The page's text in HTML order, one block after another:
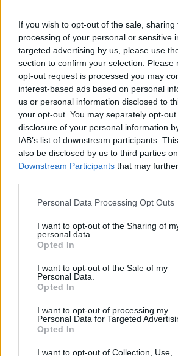
If you wish to opt-out of the sale,
processing of your personal or sensitive
targeted advertising by us, please use
section to confirm your selection. Please
opt-out request is processed you may
interest-based ads based on personal
us or personal information disclosed to
your opt-out. You may separately opt-
disclosure of your personal information
IAB’s list of downstream participants.
also be disclosed by us to third parties
Downstream Participants that may
Personal Data Processing Opt Outs
I want to opt-out of the Sharing of
personal data.
Opted In
I want to opt-out of the Sale of my
Personal Data.
Opted In
I want to opt-out of processing my
Personal Data for Targeted
Opted In
I want to opt-out of Collection, Use,
Az ID.3 a Volkswagen elektromos
épül, az autó hossza nagyjából a
méter, viszont a VW ígérete szerint
Golfnál, ez igaz is lehet, mivel az ID.3
centiméterrel hosszabb, mint a Golfé.
Három különböző méretű
ID.3, a legkisebb, 45 kWh-s
KEDVES OLVASÓNK!
regisztrációhoz kötött.
Az előfizetés a következőket
Portfolio.hu teljes cikkarchívum
kötéslistái
Előfizetés
MÁR ELŐFIZETŐNK VAGY?